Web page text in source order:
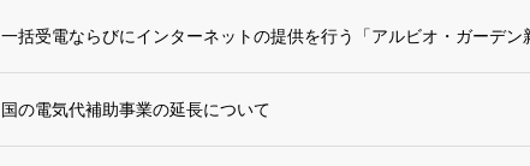
一括受電ならびにインターネットの提供を行う「アルビオ・ガーデ
国の電気代補助事業の延長について